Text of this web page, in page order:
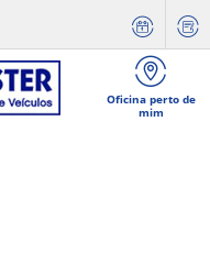
Oficina perto de
mim